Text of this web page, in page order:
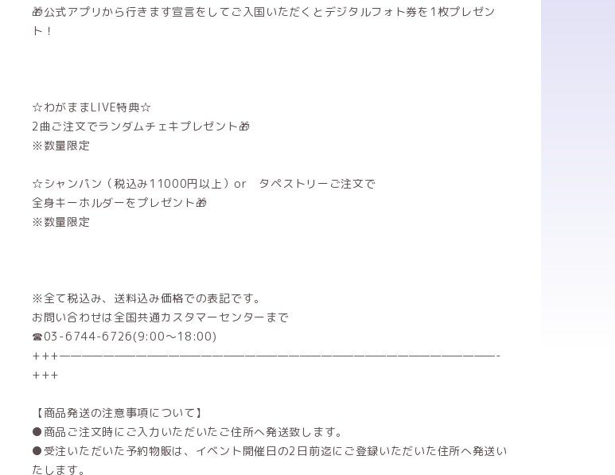
🎁公式アプリから行きます宣言をしてご入国いただくとデジタルフォト券を1枚プレゼン
ト！
☆わがままLIVE特典☆
2曲ご注文でランダムチェキプレゼント🎁
※数量限定
☆シャンパン（税込み11000円以上）or タペストリーご注文で
全身キーホルダーをプレゼント🎁
※数量限定
※全て税込み、送料込み価格での表記です。
お問い合わせは全国共通カスタマーセンターまで
☎03-6744-6726(9:00～18:00)
+++————————————————————————————————————————-
+++
【商品発送の注意事項について】
●商品ご注文時にご入力いただいたご住所へ発送致します。
●受注いただいた予約物販は、イベント開催日の2日前迄にご登録いただいた住所へ発送い
たします。